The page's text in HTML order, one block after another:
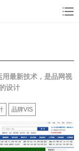
最新技术，是品网视
设计
品牌VIS